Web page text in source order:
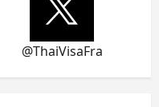
@ThaiVisaFra